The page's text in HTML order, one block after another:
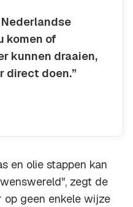
komen of
kunnen draaien,
direct doen.”
en olie stappen kan
zegt de
geen enkele wijze